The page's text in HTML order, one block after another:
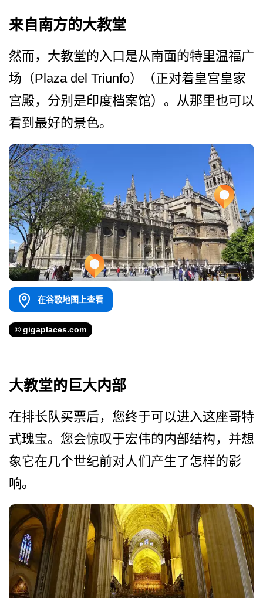
来自南方的大教堂
然而，大教堂的入口是从南面­的特里温福广
场（Plaza del Triunfo）（正对着皇宫皇家
宫­殿，分别是印度档案馆）。从那里也可以
看到最好的景­色。
在谷歌地图上查看
© gigaplaces.com
大教堂的巨大内部
在排长队买票后，您终于可以­进入这座哥特
式瑰宝。您会惊叹于宏伟的内部结构，并­想
象它在几个世纪前对人们产生了怎样的影
响。